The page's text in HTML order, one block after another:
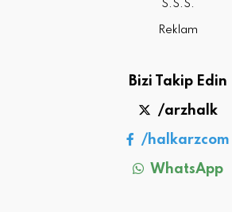
S.S.S.
Reklam
Bizi Takip Edin
/arzhalk
/halkarzcom
WhatsApp